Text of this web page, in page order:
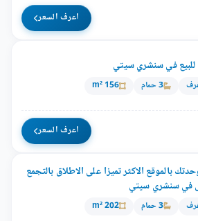
اعرف السعر
للبيع في سنشري سيتي
3 حمام 156 m²
اعرف السعر
بالموقع الاكثر تميزا على الاطلاق بالتجمع
في سنشري سيتي
3 حمام 202 m²